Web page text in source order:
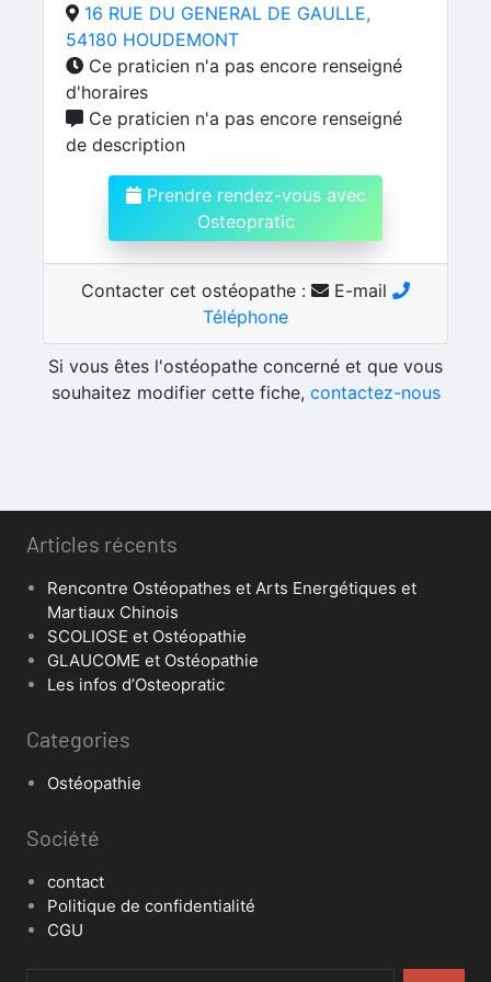
16 RUE DU GENERAL DE GAULLE,
54180 HOUDEMONT
Ce praticien n'a pas encore renseigné
d'horaires
Ce praticien n'a pas encore renseigné
de description
Prendre rendez-vous avec
Osteopratic
Contacter cet ostéopathe :
E-mail
Téléphone
Si vous êtes l'ostéopathe concerné et que vous
souhaitez modifier cette fiche, contactez-nous
Articles récents
Rencontre Ostéopathes et Arts Energétiques et
Martiaux Chinois
SCOLIOSE et Ostéopathie
GLAUCOME et Ostéopathie
Les infos d’Osteopratic
Categories
Ostéopathie
Société
contact
Politique de confidentialité
CGU